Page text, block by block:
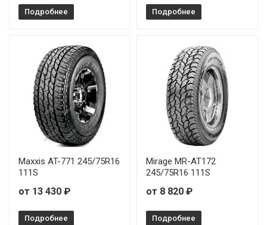
Подробнее Подробнее
Maxxis AT-771 245/75R16
111S
от 13 430 ₽
Подробнее
Mirage MR-AT172
245/75R16 111S
от 8 820 ₽
Подробнее